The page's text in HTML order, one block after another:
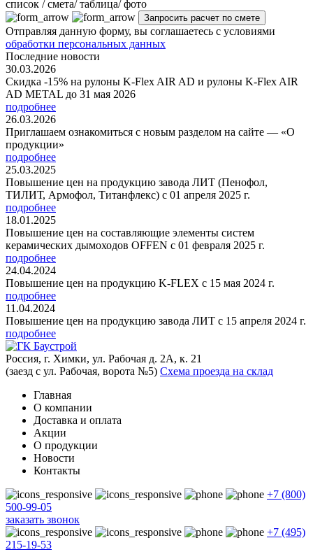
cписок / смета/ таблица/ фото
Отправляя данную форму, вы соглашаетесь с условиями
обработки персональных данных
Последние новости
30.03.2026
Скидка -15% на рулоны K-Flex AIR AD и рулоны K-Flex AIR
AD METAL до 31 мая 2026
подробнее
26.03.2026
Приглашаем ознакомиться с новым разделом на сайте — «О
продукции»
подробнее
25.03.2025
Повышение цен на продукцию завода ЛИТ (Пенофол,
ТИЛИТ, Армофол, Титанфлекс) с 01 апреля 2025 г.
подробнее
18.01.2025
Повышение цен на составляющие элементы систем
керамических дымоходов OFFEN с 01 февраля 2025 г.
подробнее
24.04.2024
Повышение цен на продукцию K-FLEX с 15 мая 2024 г.
подробнее
11.04.2024
Повышение цен на продукцию завода ЛИТ с 15 апреля 2024 г.
подробнее
Россия, г. Химки, ул. Рабочая д. 2А, к. 21
(заезд с ул. Рабочая, ворота №5) Схема проезда на склад
Главная
О компании
Доставка и оплата
Акции
О продукции
Новости
Контакты
+7 (800)
500-99-05
заказать звонок
+7 (495)
215-19-53